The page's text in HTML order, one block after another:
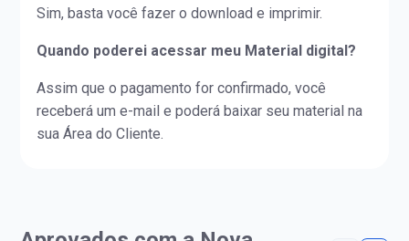
Sim, basta você fazer o download e imprimir.
Quando poderei acessar meu Material digital?
Assim que o pagamento for confirmado, você
receberá um e-mail e poderá baixar seu material na
sua Área do Cliente.